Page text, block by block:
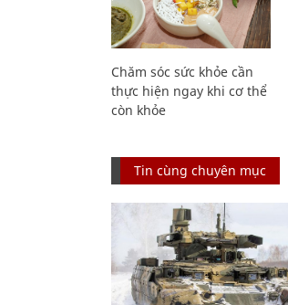
Chăm sóc sức khỏe cần
thực hiện ngay khi cơ thể
còn khỏe
Tin cùng chuyên mục